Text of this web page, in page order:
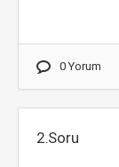
0 Yorum
2.Soru